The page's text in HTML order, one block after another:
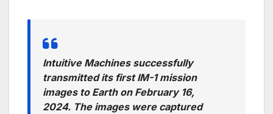
Intuitive Machines successfully
transmitted its first IM-1 mission
images to Earth on February 16,
2024. The images were captured